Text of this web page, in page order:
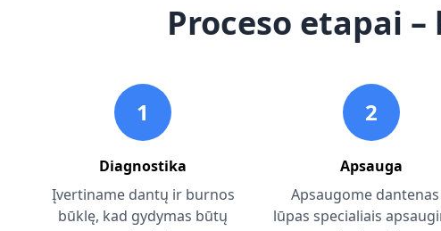
Proceso etapai
1
Diagnostika
Įvertiname dantų ir burnos
būklę, kad gydymas būtų
2
Apsauga
Apsaugome
lūpas specialiais